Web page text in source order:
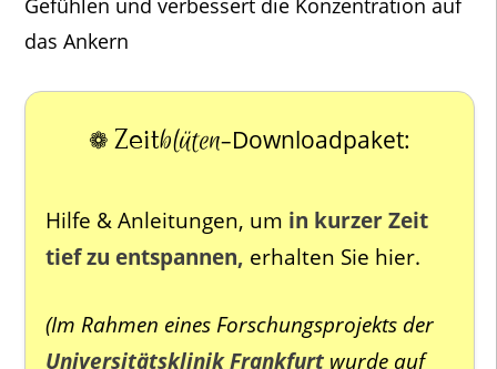
Gefühlen und verbessert die Konzentration auf
das Ankern
❁ Zeitblüten–Downloadpaket:
Hilfe & Anleitungen, um in kurzer Zeit
tief zu entspannen, erhalten Sie hier.
(Im Rahmen eines Forschungsprojekts der
Universitätsklinik Frankfurtwurde auf